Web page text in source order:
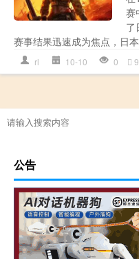
赛
了
赛事结果迅速成为焦点，日
rl 10-10 0
公告